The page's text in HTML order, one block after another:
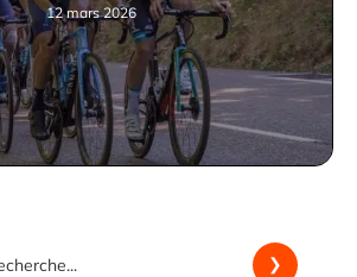
12 mars 2026